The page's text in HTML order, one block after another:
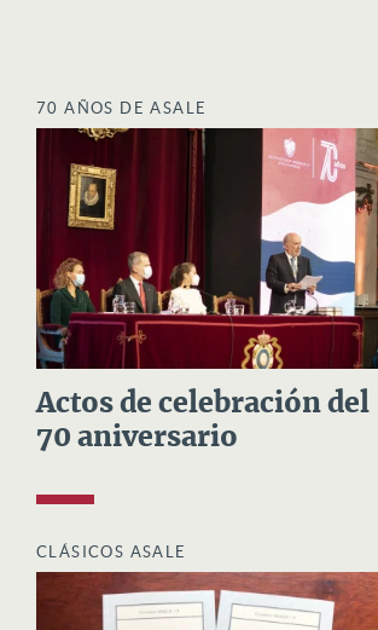
70 AÑOS DE ASALE
Actos de celebración del
70 aniversario
CLÁSICOS ASALE